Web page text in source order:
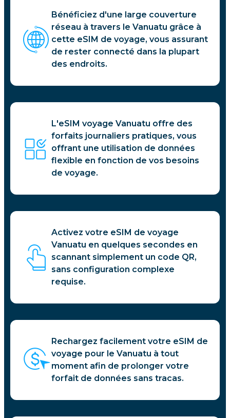
Bénéficiez d'une large couverture
réseau à travers le Vanuatu grâce à
cette eSIM de voyage, vous assurant
de rester connecté dans la plupart
des endroits.
L'eSIM voyage Vanuatu offre des
forfaits journaliers pratiques, vous
offrant une utilisation de données
flexible en fonction de vos besoins
de voyage.
Activez votre eSIM de voyage
Vanuatu en quelques secondes en
scannant simplement un code QR,
sans configuration complexe
requise.
Rechargez facilement votre eSIM de
voyage pour le Vanuatu à tout
moment afin de prolonger votre
forfait de données sans tracas.